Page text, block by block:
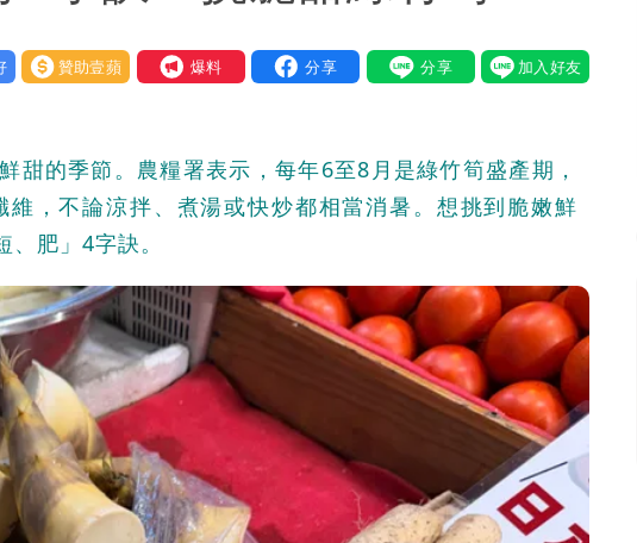
贊助壹蘋 我要爆料
甜的季節。農糧署表示，每年6至8月是綠竹筍盛產期，
，不論涼拌、煮湯或快炒都相當消暑。想挑到脆嫩鮮
肥」4字訣。